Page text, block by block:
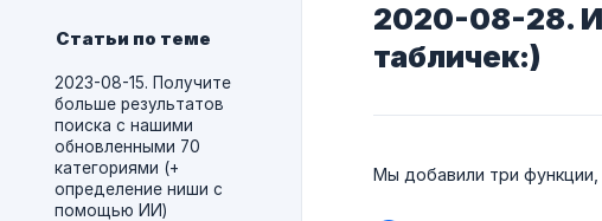
Статьи по теме
2023-08-15. Получите
больше результатов
поиска с нашими
обновленными 70
категориями (+
определение ниши с
помощью ИИ)
2020-08-28.
табличек:)
Мы добавили три